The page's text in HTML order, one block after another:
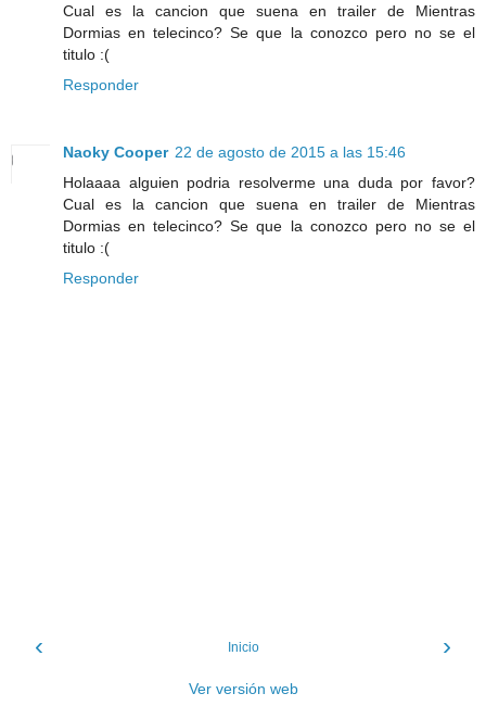
Cual es la cancion que suena en trailer de Mientras
Dormias en telecinco? Se que la conozco pero no se el
titulo :(
Responder
Naoky Cooper 22 de agosto de 2015 a las 15:46
Holaaaa alguien podria resolverme una duda por favor?
Cual es la cancion que suena en trailer de Mientras
Dormias en telecinco? Se que la conozco pero no se el
titulo :(
Responder
‹ ›
Inicio
Ver versión web